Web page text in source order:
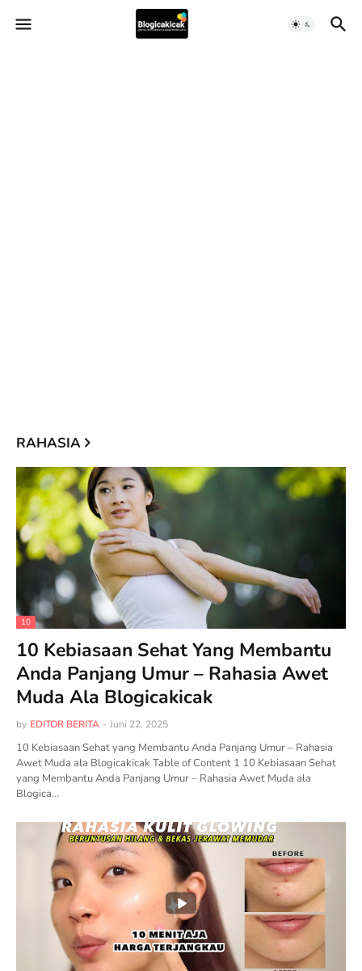
RAHASIA
10
10 Kebiasaan Sehat Yang Membantu
Anda Panjang Umur – Rahasia Awet
Muda Ala Blogicakicak
by EDITOR BERITA - Juni 22, 2025
10 Kebiasaan Sehat yang Membantu Anda Panjang Umur – Rahasia
Awet Muda ala Blogicakicak Table of Content 1 10 Kebiasaan Sehat
yang Membantu Anda Panjang Umur – Rahasia Awet Muda ala
Blogica…